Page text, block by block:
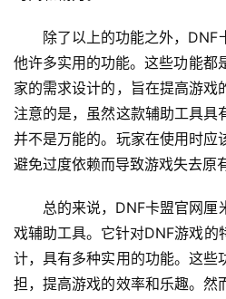
除了以上的功能之外，
他许多实用的功能。这些功能都
家的需求设计的，旨在提高游戏
注意的是，虽然这款辅助工具具
并不是万能的。玩家在使用时应
避免过度依赖而导致游戏失去原
总的来说，DNF卡盟官网厘
戏辅助工具。它针对DNF游戏的
计，具有多种实用的功能。这些
担，提高游戏的效率和乐趣。然